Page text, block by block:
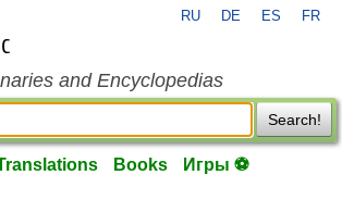
RU DE ES FR
and Encyclopedias
Search!
Books Игры ⚽